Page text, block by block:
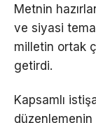
Metnin
ve siyasi
milletin ortak
getirdi.
Kapsamlı
düzenlemenin